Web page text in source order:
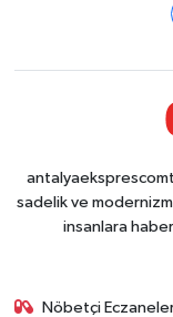
sadelik ve
insanlara
Nöbetçi